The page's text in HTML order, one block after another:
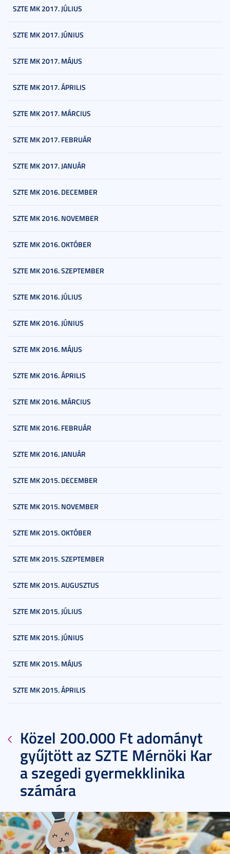
SZTE MK 2017. JÚLIUS
SZTE MK 2017. JÚNIUS
SZTE MK 2017. MÁJUS
SZTE MK 2017. ÁPRILIS
SZTE MK 2017. MÁRCIUS
SZTE MK 2017. FEBRUÁR
SZTE MK 2017. JANUÁR
SZTE MK 2016. DECEMBER
SZTE MK 2016. NOVEMBER
SZTE MK 2016. OKTÓBER
SZTE MK 2016. SZEPTEMBER
SZTE MK 2016. JÚLIUS
SZTE MK 2016. JÚNIUS
SZTE MK 2016. MÁJUS
SZTE MK 2016. ÁPRILIS
SZTE MK 2016. MÁRCIUS
SZTE MK 2016. FEBRUÁR
SZTE MK 2016. JANUÁR
SZTE MK 2015. DECEMBER
SZTE MK 2015. NOVEMBER
SZTE MK 2015. OKTÓBER
SZTE MK 2015. SZEPTEMBER
SZTE MK 2015. AUGUSZTUS
SZTE MK 2015. JÚLIUS
SZTE MK 2015. JÚNIUS
SZTE MK 2015. MÁJUS
SZTE MK 2015. ÁPRILIS
Közel 200.000 Ft adományt
gyűjtött az SZTE Mérnöki Kar
a szegedi gyermekklinika
számára